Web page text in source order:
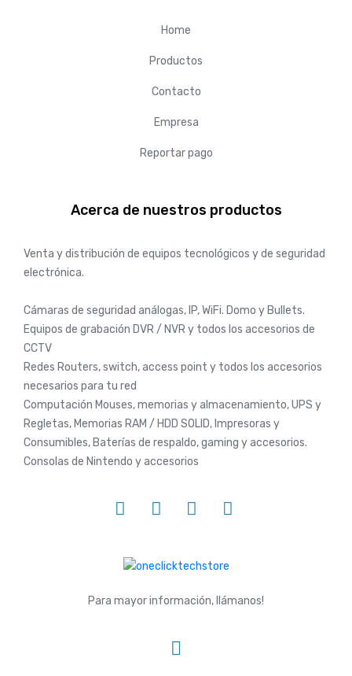
Home
Productos
Contacto
Empresa
Reportar pago
Acerca de nuestros productos
Venta y distribución de equipos tecnológicos y de seguridad
electrónica.
Cámaras de seguridad análogas, IP, WiFi. Domo y Bullets.
Equipos de grabación DVR / NVR y todos los accesorios de
CCTV
Redes Routers, switch, access point y todos los accesorios
necesarios para tu red
Computación Mouses, memorias y almacenamiento, UPS y
Regletas, Memorias RAM / HDD SOLID, Impresoras y
Consumibles, Baterías de respaldo, gaming y accesorios.
Consolas de Nintendo y accesorios
Para mayor información, llámanos!